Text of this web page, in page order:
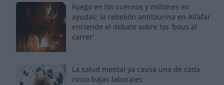
Fuego en los cuernos y millones en
ayudas: la rebelión antitaurina en Alfafar
enciende el debate sobre los 'bous al
carrer'
La salud mental ya causa una de cada
cinco bajas laborales